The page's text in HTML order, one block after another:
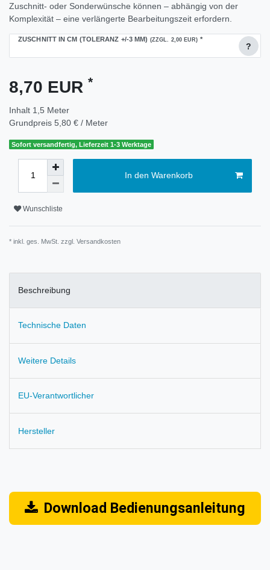
Zuschnitt- oder Sonderwünsche können – abhängig von der
Komplexität – eine verlängerte Bearbeitungszeit erfordern.
ZUSCHNITT IN CM (TOLERANZ +/-3 MM) (ZZGL. 2,00 EUR) *
?
8,70 EUR *
Inhalt 1,5 Meter
Grundpreis 5,80 € / Meter
Sofort versandfertig, Lieferzeit 1-3 Werktage
In den Warenkorb
Wunschliste
* inkl. ges. MwSt. zzgl. Versandkosten
Beschreibung
Technische Daten
Weitere Details
EU-Verantwortlicher
Hersteller
Download Bedienungsanleitung